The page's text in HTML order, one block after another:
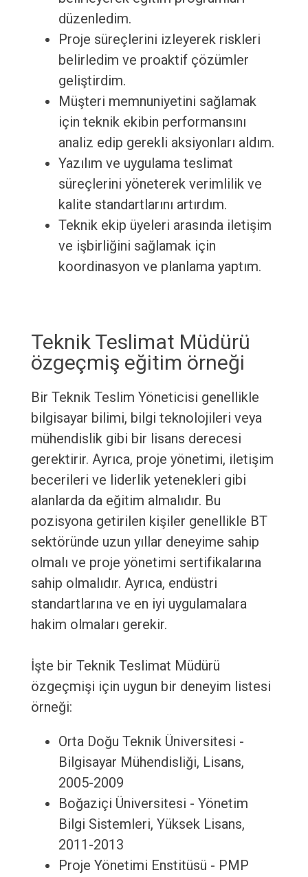
düzenledim.
Proje süreçlerini izleyerek riskleri
belirledim ve proaktif çözümler
geliştirdim.
Müşteri memnuniyetini sağlamak
için teknik ekibin performansını
analiz edip gerekli aksiyonları aldım.
Yazılım ve uygulama teslimat
süreçlerini yöneterek verimlilik ve
kalite standartlarını artırdım.
Teknik ekip üyeleri arasında iletişim
ve işbirliğini sağlamak için
koordinasyon ve planlama yaptım.
Teknik Teslimat Müdürü
özgeçmiş eğitim örneği
Bir Teknik Teslim Yöneticisi genellikle
bilgisayar bilimi, bilgi teknolojileri veya
mühendislik gibi bir lisans derecesi
gerektirir. Ayrıca, proje yönetimi, iletişim
becerileri ve liderlik yetenekleri gibi
alanlarda da eğitim almalıdır. Bu
pozisyona getirilen kişiler genellikle BT
sektöründe uzun yıllar deneyime sahip
olmalı ve proje yönetimi sertifikalarına
sahip olmalıdır. Ayrıca, endüstri
standartlarına ve en iyi uygulamalara
hakim olmaları gerekir.
İşte bir Teknik Teslimat Müdürü
özgeçmişi için uygun bir deneyim listesi
örneği:
Orta Doğu Teknik Üniversitesi -
Bilgisayar Mühendisliği, Lisans,
2005-2009
Boğaziçi Üniversitesi - Yönetim
Bilgi Sistemleri, Yüksek Lisans,
2011-2013
Proje Yönetimi Enstitüsü - PMP